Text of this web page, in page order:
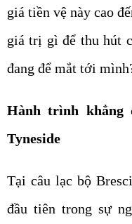
giá tiền vệ này cao
giá trị gì để thu hút
đang để mắt tới
Hành trình
Tyneside
Tại câu lạc bộ
đầu tiên trong sự